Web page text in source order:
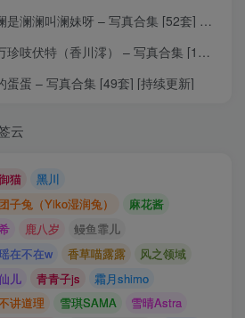
澜澜叫澜妹呀 – 写真合集 [52套] [持续更新]
吱伏特（香川澪） – 写真合集 [16套] [持续更新]
蛋蛋 – 写真合集 [49套] [持续更新]
云
猫
黑川
子兔（Yiko湿润兔）
麻花酱
鹿八岁
鳗鱼霏儿
在不在w
香草喵露露
风之领域
儿
青青子js
霜月shimo
讲道理
雪琪SAMA
雪晴Astra